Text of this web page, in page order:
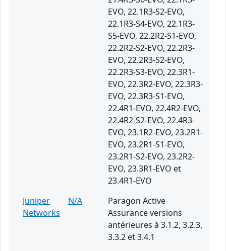
EVO, 22.1R3-S2-EVO,
22.1R3-S4-EVO, 22.1R3-
S5-EVO, 22.2R2-S1-EVO,
22.2R2-S2-EVO, 22.2R3-
EVO, 22.2R3-S2-EVO,
22.2R3-S3-EVO, 22.3R1-
EVO, 22.3R2-EVO, 22.3R3-
EVO, 22.3R3-S1-EVO,
22.4R1-EVO, 22.4R2-EVO,
22.4R2-S2-EVO, 22.4R3-
EVO, 23.1R2-EVO, 23.2R1-
EVO, 23.2R1-S1-EVO,
23.2R1-S2-EVO, 23.2R2-
EVO, 23.3R1-EVO et
23.4R1-EVO
Juniper
Networks
N/A
Paragon Active
Assurance versions
antérieures à 3.1.2, 3.2.3,
3.3.2 et 3.4.1